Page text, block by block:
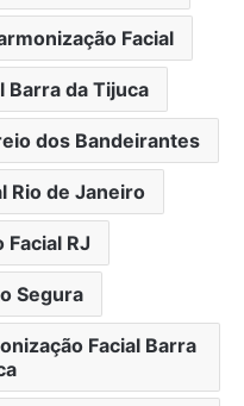
Facial
Barra da Tijuca
dos Bandeirantes
Rio de Janeiro
Facial RJ
Segura
Facial Barra